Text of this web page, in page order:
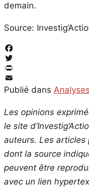
demain.
Source:
Facebook
Twitter
PrintFriendly
Email
Publié dans
Les opinions
le site
auteurs. Les articles
dont la source
peuvent être
avec un lien